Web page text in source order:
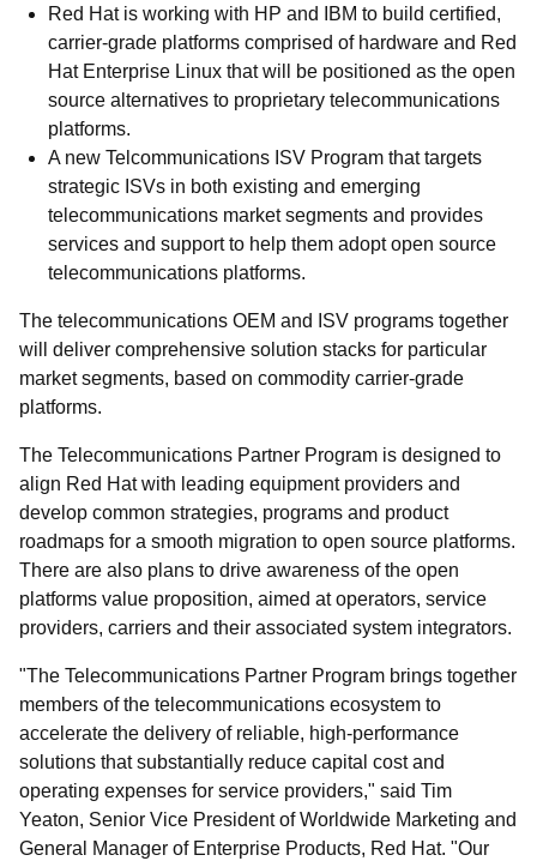
Red Hat is working with HP and IBM to build certified,
carrier-grade platforms comprised of hardware and Red
Hat Enterprise Linux that will be positioned as the open
source alternatives to proprietary telecommunications
platforms.
A new Telcommunications ISV Program that targets
strategic ISVs in both existing and emerging
telecommunications market segments and provides
services and support to help them adopt open source
telecommunications platforms.
The telecommunications OEM and ISV programs together
will deliver comprehensive solution stacks for particular
market segments, based on commodity carrier-grade
platforms.
The Telecommunications Partner Program is designed to
align Red Hat with leading equipment providers and
develop common strategies, programs and product
roadmaps for a smooth migration to open source platforms.
There are also plans to drive awareness of the open
platforms value proposition, aimed at operators, service
providers, carriers and their associated system integrators.
"The Telecommunications Partner Program brings together
members of the telecommunications ecosystem to
accelerate the delivery of reliable, high-performance
solutions that substantially reduce capital cost and
operating expenses for service providers," said Tim
Yeaton, Senior Vice President of Worldwide Marketing and
General Manager of Enterprise Products, Red Hat. "Our